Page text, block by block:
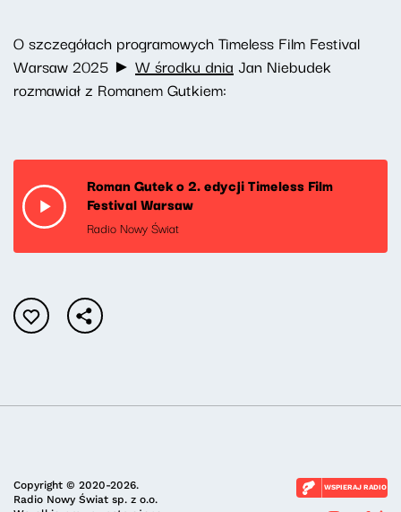
O szczegółach programowych Timeless Film Festival
Warsaw 2025 ► W środku dnia Jan Niebudek
rozmawiał z Romanem Gutkiem:
Roman Gutek o 2. edycji Timeless Film
Festival Warsaw
Radio Nowy Świat
Copyright © 2020-2026.
Radio Nowy Świat sp. z o.o.
WSPIERAJ RADIO